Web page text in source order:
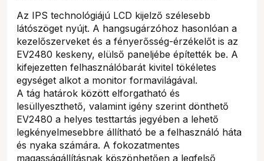
Az IPS technológiájú LCD kijelző szélesebb
látószöget nyújt. A hangsugárzóhoz hasonlóan a
kezelőszerveket és a fényerősség-érzékelőt is az
EV2480 keskeny, elülső paneljébe építették be. A
kifejezetten felhasználóbarát kivitel tökéletes
egységet alkot a monitor formavilágával.
A tág határok között elforgatható és
lesüllyeszthető, valamint igény szerint dönthető
EV2480 a helyes testtartás jegyében a lehető
legkényelmesebbre állítható be a felhasználó háta
és nyaka számára. A fokozatmentes
magasságállításnak köszönhetően a legfelső